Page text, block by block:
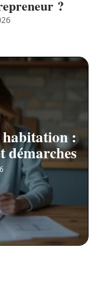
?
habitation :
démarches